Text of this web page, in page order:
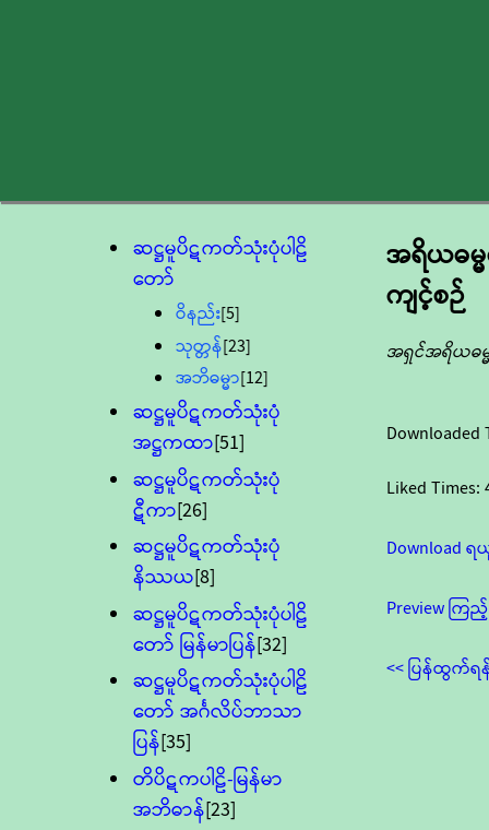
ဆဋ္ဌမူပိဋကတ်သုံးပုံပါဠိ
တော်
ဝိနည်း[5]
သုတ္တန်[23]
အဘိဓမ္မာ[12]
ဆဋ္ဌမူပိဋကတ်သုံးပုံ
အဋ္ဌကထာ[51]
ဆဋ္ဌမူပိဋကတ်သုံးပုံ
ဋီကာ[26]
ဆဋ္ဌမူပိဋကတ်သုံးပုံ
နိဿယ[8]
ဆဋ္ဌမူပိဋကတ်သုံးပုံပါဠိ
တော် မြန်မာပြန်[32]
ဆဋ္ဌမူပိဋကတ်သုံးပုံပါဠိ
တော် အင်္ဂလိပ်ဘာသာ
ပြန်[35]
တိပိဋကပါဠိ-မြန်မာ
အဘိဓာန်[23]
အရိယဓမ္
ကျင့်စဉ်
အရှင်အရိယဓမ္
Downloaded
Liked Times:
Download
Preview ကြ
<< ပြန်ထွက်ရ